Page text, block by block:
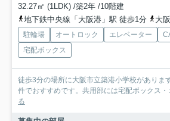
32.27㎡ (1LDK) /築2年 /10階建
地下鉄中央線「大阪港」駅 徒歩1分
大阪
駐輪場 オートロック エレベーター
宅配ボックス
徒歩3分の場所に大阪市立築港小学校がありま
件でおすすめです。共用部には宅配ボックス
る